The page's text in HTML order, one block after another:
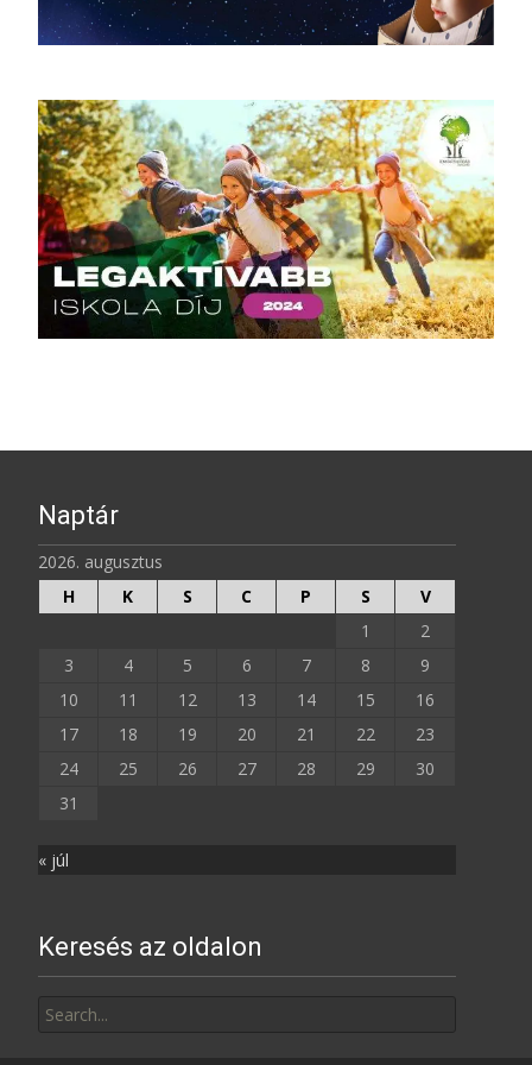
Naptár
2026. augusztus
H
K S C P S
V
1
2
3
4 5 6 7 8
9
10
11 12 13 14 15
16
17
18 19 20 21 22
23
24
25 26 27 28 29
30
31
« júl
Keresés az oldalon
for: